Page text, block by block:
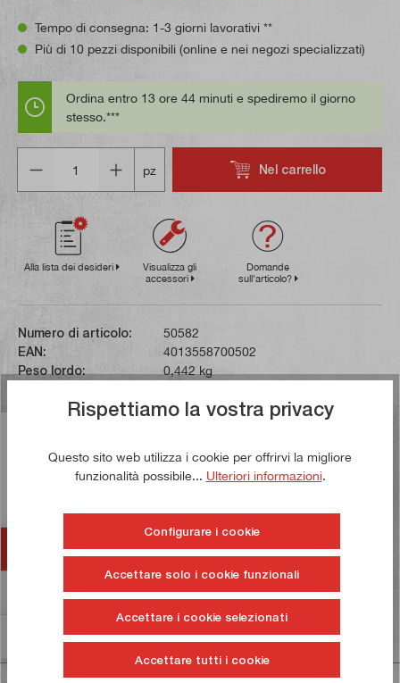
Tempo di consegna: 1-3 giorni lavorativi **
Più di 10 pezzi disponibili (online e nei negozi specializzati)
Ordina entro 13 ore 44 minuti e spediremo il giorno
stesso.***
pz
Nel carrello
Alla lista dei desideri
Visualizza gli
accessori
Domande
sull'articolo?
Numero di articolo:
50582
EAN:
4013558700502
Peso lordo:
0,442 kg
Questo spray antiruggine allenta rapidamente i
collegamenti bloccati come viti, dadi e bulloni.
Accessori
Valutazioni
Informazioni sulla sicurezza dei prodotti
Rispettiamo la vostra privacy
Questo sito web utilizza i cookie per offrirvi la migliore
funzionalità possibile... Ulteriori informazioni.
Configurare i cookie
Accettare solo i cookie funzionali
Accettare i cookie selezionati
Accettare tutti i cookie